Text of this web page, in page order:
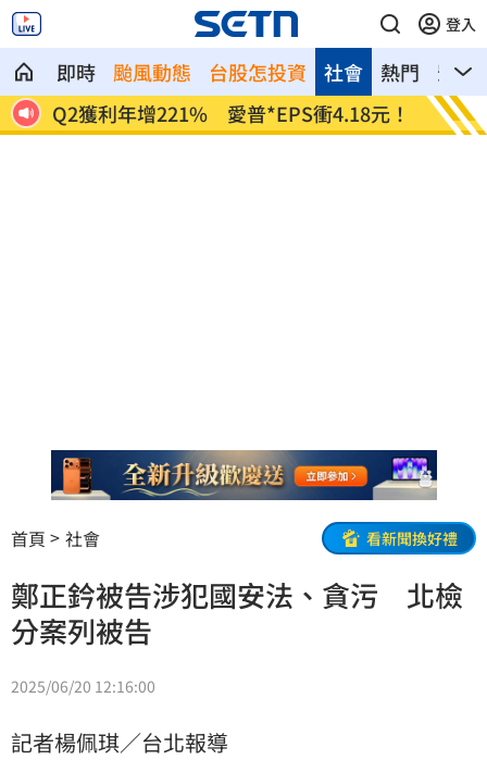
登入
即時 颱風動態 台股怎投資 熱門 影音
社會
！
宏福苑大火調查出爐！菸頭引燃施工雜物
定投
位！
首頁 社會 看新聞換好禮
鄭正鈐被告涉犯國安法、貪污 北檢
分案列被告
2025/06/20 12:16:00
記者楊佩琪／台北報導